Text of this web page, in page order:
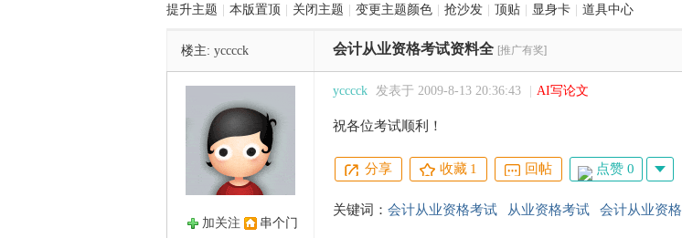
提升主题 本版置顶 关闭主题 变更主题颜色 抢沙发 顶贴 显身卡 道具中心
楼主: ycccck 会计从业资格考试资料全 [推广有奖]
加关注
串个门
ycccck 发表于 2009-8-13 20:36:43 AI写论文
祝各位考试顺利！
分享 收藏 1 回帖 点赞 0
关键词： 会计从业资格考试 从业资格考试 会计从业资格